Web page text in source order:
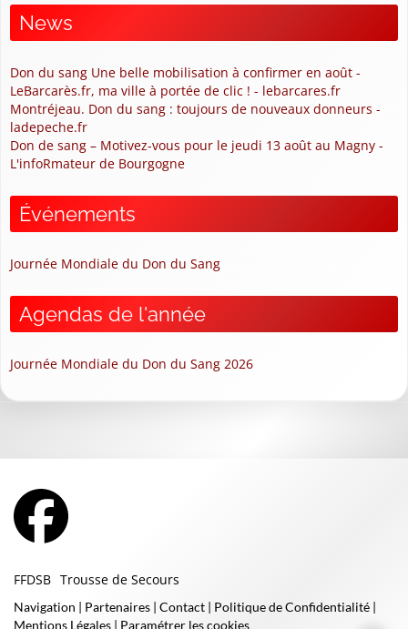
News
Don du sang Une belle mobilisation à confirmer en août -
LeBarcarès.fr, ma ville à portée de clic ! - lebarcares.fr
Montréjeau. Don du sang : toujours de nouveaux donneurs -
ladepeche.fr
Don de sang – Motivez-vous pour le jeudi 13 août au Magny -
L'infoRmateur de Bourgogne
Événements
Journée Mondiale du Don du Sang
Agendas de l'année
Journée Mondiale du Don du Sang 2026
FFDSB Trousse de Secours
Navigation | Partenaires | Contact | Politique de Confidentialité |
Mentions Légales | Paramétrer les cookies